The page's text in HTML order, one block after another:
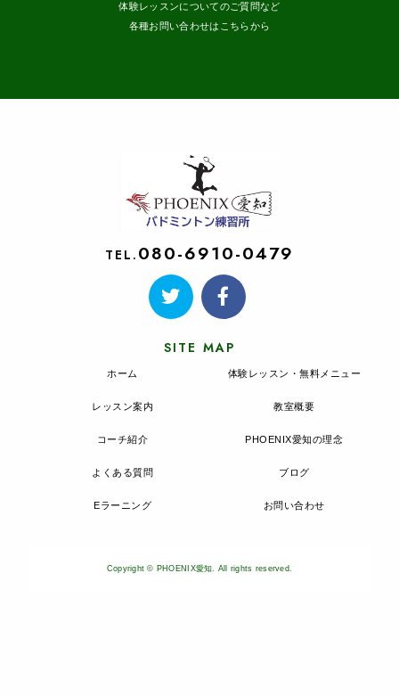
体験レッスンについてのご質問など
各種お問い合わせはこちらから
TEL. 080-6910-0479
SITE MAP
ホーム
レッスン案内
コーチ紹介
よくある質問
Eラーニング
体験レッスン・無料メニュー
教室概要
PHOENIX愛知の理念
ブログ
お問い合わせ
Copyright © PHOENIX愛知. All rights reserved.